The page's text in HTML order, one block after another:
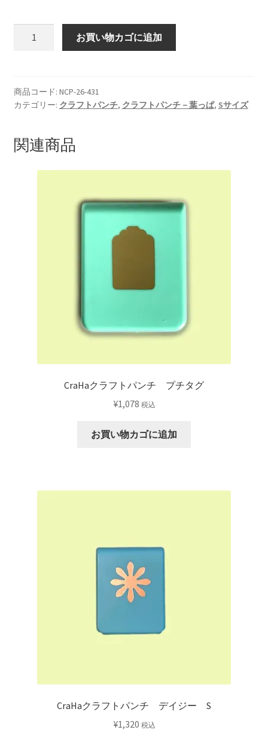
ト
パ
チ
ユ
お買い物カゴに追加
商品コード: NCP-26-431
カテゴリー: クラフトパンチ, クラフトパンチ－葉っぱ, Sサイズ
関連商品
CraHaクラフトパンチ プチタグ
¥1,078 税込
お買い物カゴに追加
CraHaクラフトパンチ デイジー S
¥1,320 税込